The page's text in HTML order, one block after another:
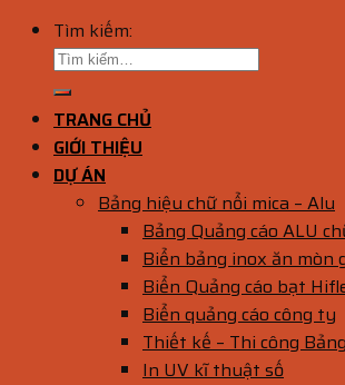
Tìm kiếm:
TRANG CHỦ
GIỚI THIỆU
DỰ ÁN
Bảng hiệu chữ nổi mica – Alu
Bảng Quảng cáo ALU
Biển bảng inox ăn mòn
Biển Quảng cáo bạt
Biển quảng cáo công ty
Thiết kế – Thi công
In UV kĩ thuật số